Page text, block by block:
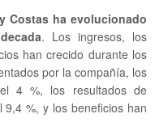
Costas ha evolucionado
. Los ingresos, los
han crecido durante los
por la compañía, los
4 %, los resultados de
%, y los beneficios han